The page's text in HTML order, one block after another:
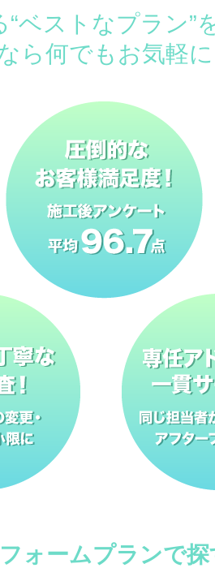
ベストなプラン”
ら何でもお気軽
ォームプランで探